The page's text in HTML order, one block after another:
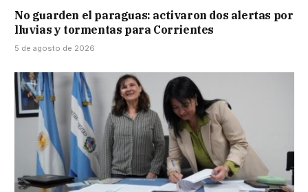
No guarden el paraguas: activaron dos alertas por
lluvias y tormentas para Corrientes
5 de agosto de 2026